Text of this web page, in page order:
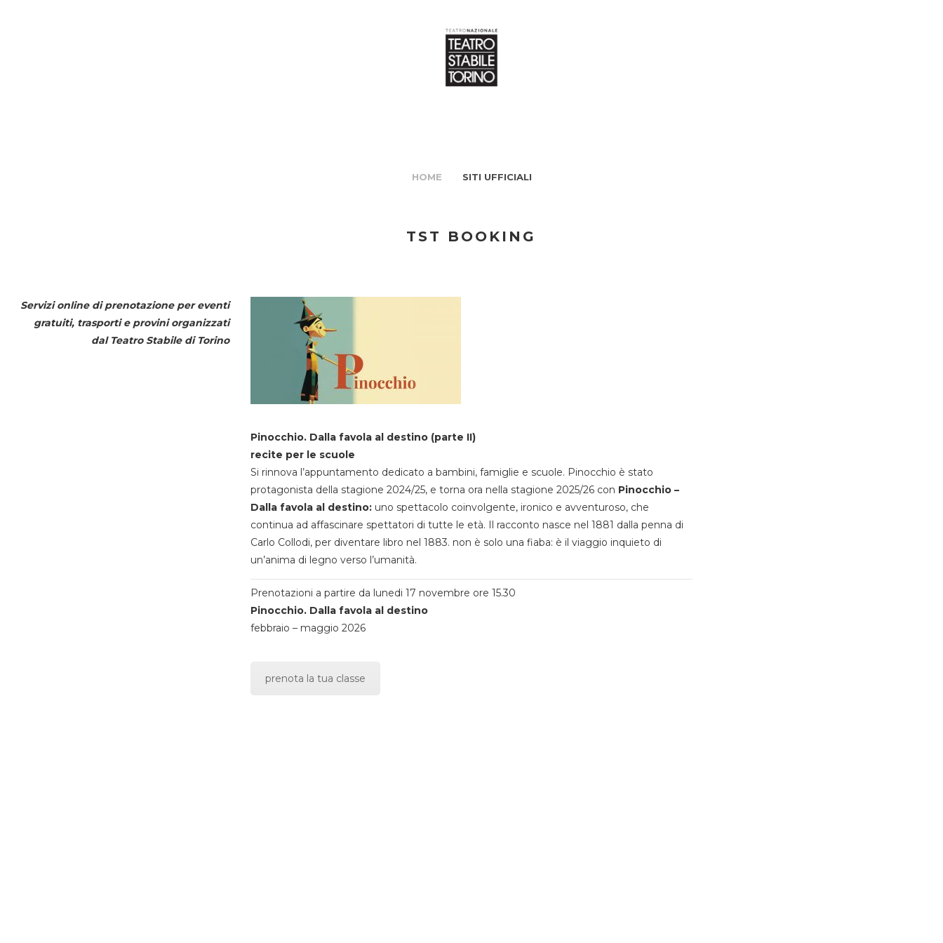
HOME SITI UFFICIALI
TST BOOKING
Servizi online di prenotazione per eventi
gratuiti, trasporti e provini organizzati
dal Teatro Stabile di Torino
Pinocchio. Dalla favola al destino (parte II)
recite per le scuole
Si rinnova l’appuntamento dedicato a bambini, famiglie e scuole. Pinocchio è stato
protagonista della stagione 2024/25, e torna ora nella stagione 2025/26 con Pinocchio –
Dalla favola al destino:uno spettacolo coinvolgente, ironico e avventuroso, che
continua ad affascinare spettatori di tutte le età. Il racconto nasce nel 1881 dalla penna di
Carlo Collodi, per diventare libro nel 1883. non è solo una fiaba: è il viaggio inquieto di
un’anima di legno verso l’umanità.
Prenotazioni a partire da lunedi 17 novembre ore 15.30
Pinocchio. Dalla favola al destino
febbraio – maggio 2026
prenota la tua classe